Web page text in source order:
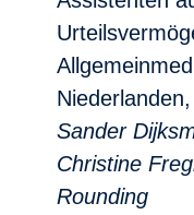
Sander
Christine
Rounding